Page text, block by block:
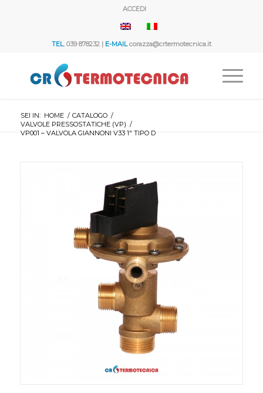
ACCEDI
TEL.039 878232 | E-MAILcorazza@crtermotecnica.it
SEI IN: HOME / CATALOGO /
VALVOLE PRESSOSTATICHE (VP) /
VP001 – VALVOLA GIANNONI V33 1″ TIPO D